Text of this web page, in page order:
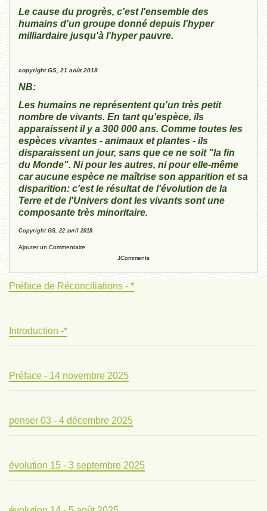
Le cause du progrès, c'est l'ensemble des
humains d'un groupe donné depuis l'hyper
milliardaire jusqu'à l'hyper pauvre.
copyright GS, 21 août 2018
NB:
Les humains ne représentent qu'un très petit
nombre de vivants. En tant qu'espèce, ils
apparaissent il y a 300 000 ans. Comme toutes les
espèces vivantes - animaux et plantes - ils
disparaissent un jour, sans que ce ne soit "la fin
du Monde". Ni pour les autres, ni pour elle-même
car aucune espèce ne maîtrise son apparition et sa
disparition: c'est le résultat de l'évolution de la
Terre et de l'Univers dont les vivants sont une
composante très minoritaire.
Copyright GS, 22 avril 2018
Ajouter un Commentaire
JComments
Préface de Réconciliations - *
Introduction -*
Préface - 14 novembre 2025
penser 03 - 4 décembre 2025
évolution 15 - 3 septembre 2025